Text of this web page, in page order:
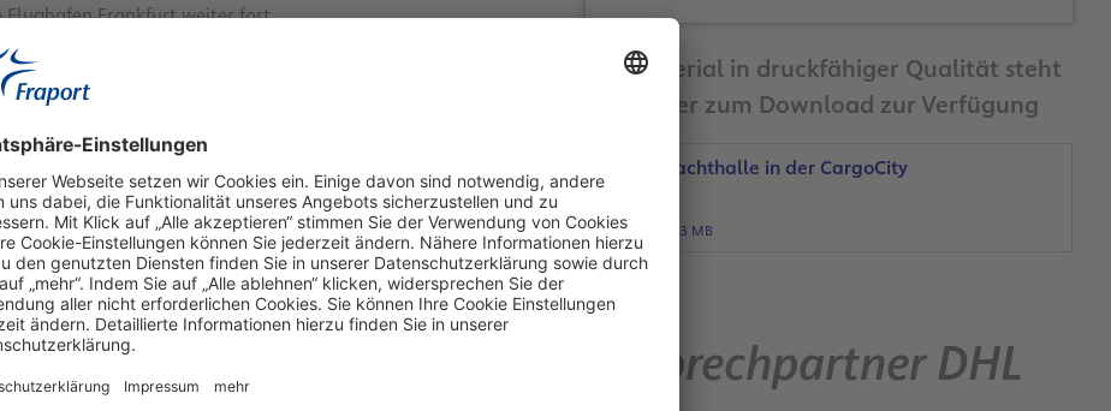
Flughafen Frankfurt weiter fort.
wird das Objekt auch künftig im eigenen
weltweit führenden Luftfrachtanbieter, mietet die Halle
FRA zu einem europäischen Luftfracht-Hub.
in der Projektentwicklung von Logistik- und
Jan Sieben, Leiter Immobilienentwicklung der Fraport
Voraussetzungen für die Erfordernisse des Mieters
uns allerdings stets auch unter der Prämisse, dass das Objekt
ist“, betont er.
Anspruch an ein Logistikzentrum am Flughafen
mit großzügig dimensionierten Fahr- und Rangierflächen
Die Planung ist entscheidend für den späteren reibungslosen
der CCS entlasten. Darüber hinaus entstehen für die
Bildmaterial in druckfähiger Qualität steht
Ihnen hier zum Download zur Verfügung
Neue Frachthalle in der CargoCity
JPG, 13 MB
Ansprechpartner DHL